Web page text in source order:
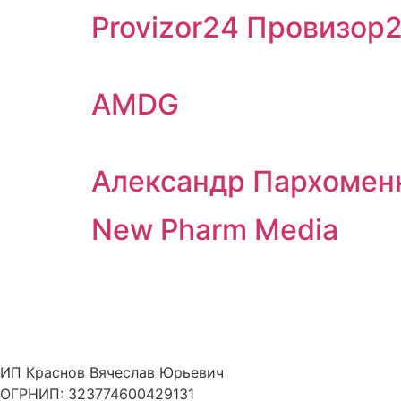
Provizor24
AMDG
Александр
New Pharm Media
ИП Краснов Вячеслав Юрьевич
ОГРНИП: 323774600429131